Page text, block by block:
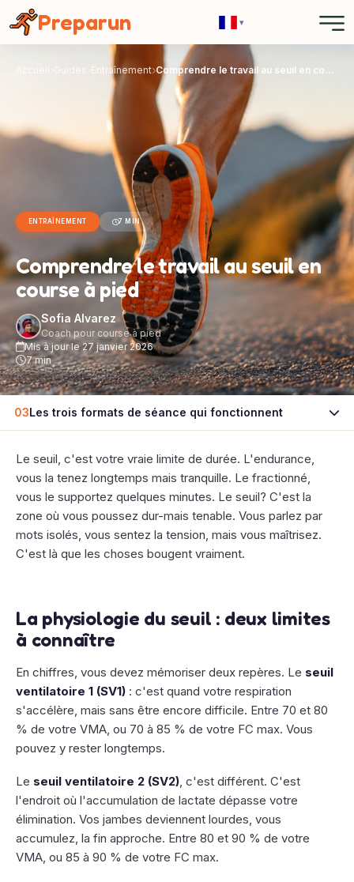
Preparun ▾
Guides Entraînement Comprendre le travail au seuil en course à pied
ENTRAÎNEMENT 7 MIN
Comprendre le travail au seuil en
course à pied
Sofia Alvarez
Coach pour course à pied
Mis à jour le 27 janvier 2026
7 min
03Les trois formats de séance qui fonctionnent
Le seuil, c'est votre vraie limite de durée. L'endurance,
vous la tenez longtemps mais tranquille. Le fractionné,
vous le supportez quelques minutes. Le seuil? C'est la
zone où vous poussez dur-mais tenable. Vous parlez par
mots isolés, vous sentez la tension, mais vous maîtrisez.
C'est là que les choses bougent vraiment.
La physiologie du seuil : deux limites
à connaître
En chiffres, vous devez mémoriser deux repères. Le seuil
ventilatoire 1 (SV1) : c'est quand votre respiration
s'accélère, mais sans être encore difficile. Entre 70 et 80
% de votre VMA, ou 70 à 85 % de votre FC max. Vous
pouvez y rester longtemps.
Le seuil ventilatoire 2 (SV2), c'est différent. C'est
l'endroit où l'accumulation de lactate dépasse votre
élimination. Vos jambes deviennent lourdes, vous
accumulez, la fin approche. Entre 80 et 90 % de votre
VMA, ou 85 à 90 % de votre FC max.
Panneau de gestion des cookies